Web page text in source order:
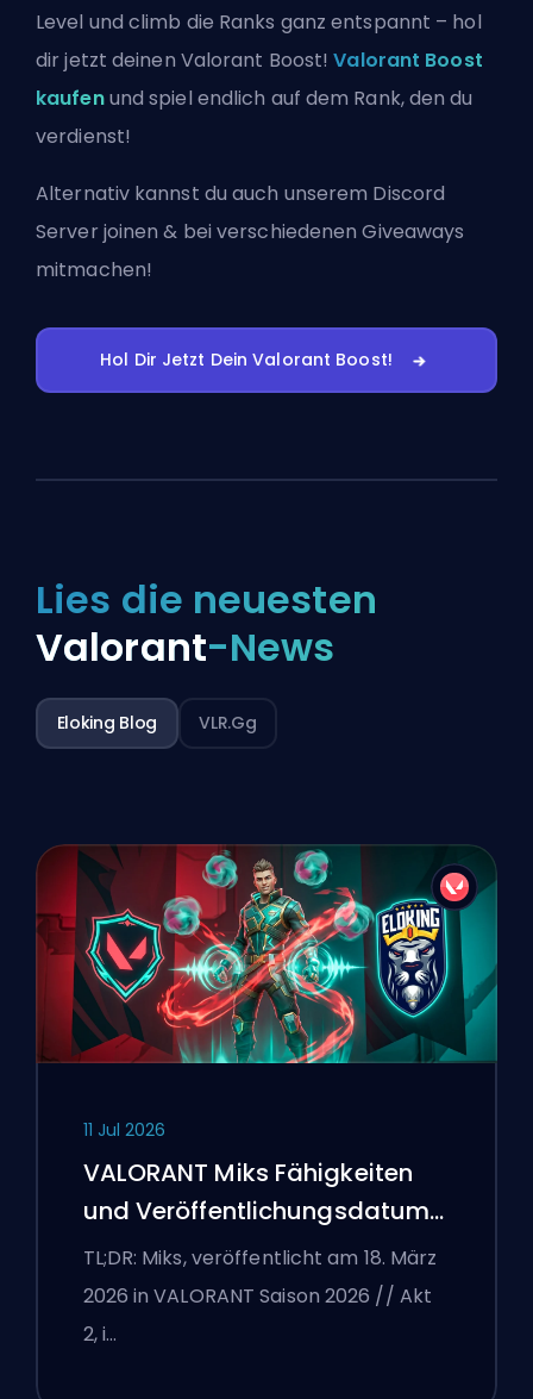
Level und climb die Ranks ganz entspannt – hol
dir jetzt deinen Valorant Boost!Valorant Boost
kaufenund spiel endlich auf dem Rank, den du
verdienst!
Alternativ kannst du auch unserem Discord
Server joinen & bei verschiedenen Giveaways
mitmachen!
Hol Dir Jetzt Dein Valorant Boost!
Lies die neuesten
Valorant-News
Eloking Blog VLR.gg
11 Jul 2026
VALORANT Miks Fähigkeiten
und Veröffentlichungsdatum
erklärt
TL;DR: Miks, veröffentlicht am 18. März
2026 in VALORANT Saison 2026 // Akt
2, i…